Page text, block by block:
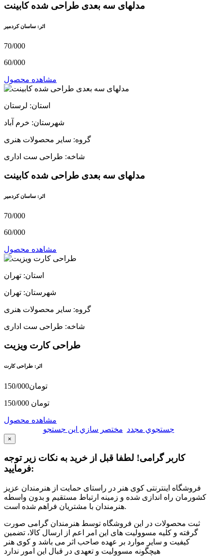
مدلهای سه بعدی طراحی شده کابینت
اثر: ساسان کردمیر
70/000
60/000
مشاهده محصول
استان: لرستان
شهرستان: خرم آباد
گروه: سایر محصولات هنری
شاخه: طراحی ست اداری
مدلهای سه بعدی طراحی شده کابینت
اثر: ساسان کردمیر
70/000
60/000
مشاهده محصول
استان: تهران
شهرستان: تهران
گروه: سایر محصولات هنری
شاخه: طراحی ست اداری
طراحی کارت ویزیت
اثر: طراحی کارت
150/000تومان
150/000 تومان
مشاهده محصول
جستجوي مجدد مختصر سازي اين جستجو
×
کاربر گرامی! لطفا قبل از خرید به نکات زیر توجه
فرمایید:
فروشگاه اینترنتی کوی هنر در راستای حمایت از هنرمندان عزیز
کشورمان راه اندازی شده و زمینه ارتباط مستقیم و بدون واسطه
هنرمندان با مشتریان فراهم شده است.
ثبت محصولات در این فروشگاه توسط هنرمندان گرامی صورت
گرفته و کلیه مسوولیت های این امر اعم از ارسال کالا، تضمین
کیفیت و سایر موارد بر عهده صاحب اثر می باشد و کوی هنر
هیچگونه مسوولیت و تعهدی در قبال این امور ندارد